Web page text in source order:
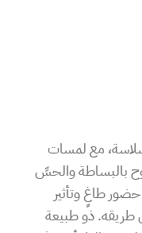
مع لمسات
بالبساطة والحسِّ
طاغٍ وتأثير
طريقه. ذو طبيعة